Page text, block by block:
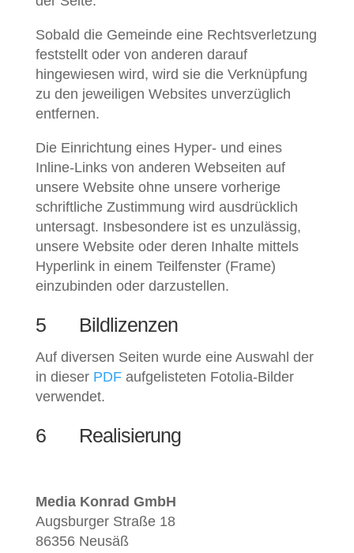
Sobald die Gemeinde eine Rechtsverletzung
feststellt oder von anderen darauf
hingewiesen wird, wird sie die Verknüpfung
zu den jeweiligen Websites unverzüglich
entfernen.
Die Einrichtung eines Hyper- und eines
Inline-Links von anderen Webseiten auf
unsere Website ohne unsere vorherige
schriftliche Zustimmung wird ausdrücklich
untersagt. Insbesondere ist es unzulässig,
unsere Website oder deren Inhalte mittels
Hyperlink in einem Teilfenster (Frame)
einzubinden oder darzustellen.
5 Bildlizenzen
Auf diversen Seiten wurde eine Auswahl der
in dieser PDFaufgelisteten Fotolia-Bilder
verwendet.
6 Realisierung
Media Konrad GmbH
Augsburger Straße 18
86356 Neusäß